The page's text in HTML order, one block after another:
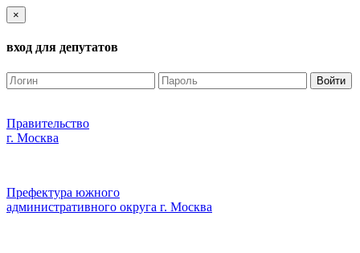
×
вход для депутатов
Войти
Правительство
г. Москва
Префектура южного
административного округа г. Москва